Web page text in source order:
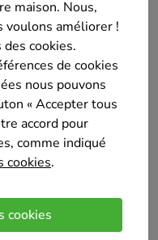
maison. Nous,
voulons améliorer !
cookies.
de cookies
nous pouvons
« Accepter tous
accord pour
comme indiqué
cookies.
cookies
sur le marché
est spécialisée dans